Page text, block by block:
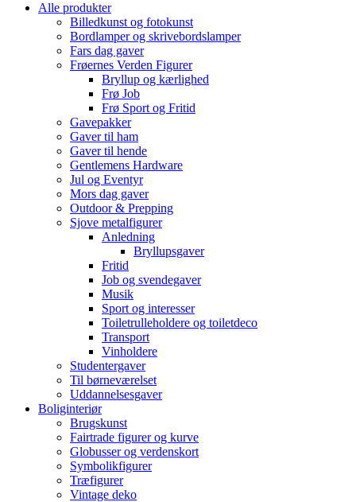
Alle produkter
Billedkunst og fotokunst
Bordlamper og skrivebordslamper
Fars dag gaver
Frøernes Verden Figurer
Bryllup og kærlighed
Frø Job
Frø Sport og Fritid
Gavepakker
Gaver til ham
Gaver til hende
Gentlemens Hardware
Jul og Eventyr
Mors dag gaver
Outdoor & Prepping
Sjove metalfigurer
Anledning
Bryllupsgaver
Fritid
Job og svendegaver
Musik
Sport og interesser
Toiletrulleholdere og toiletdeco
Transport
Vinholdere
Studentergaver
Til børneværelset
Uddannelsesgaver
Boliginteriør
Brugskunst
Fairtrade figurer og kurve
Globusser og verdenskort
Symbolikfigurer
Træfigurer
Vintage deko